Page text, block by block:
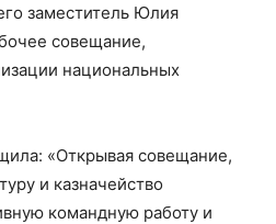
заместитель Юлия
совещание,
национальных
«Открывая совещание,
и казначейство
командную работу и